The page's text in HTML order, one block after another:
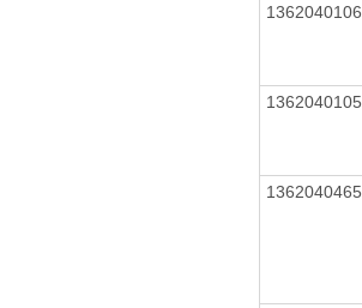
1362040106
1362040105
1362040465